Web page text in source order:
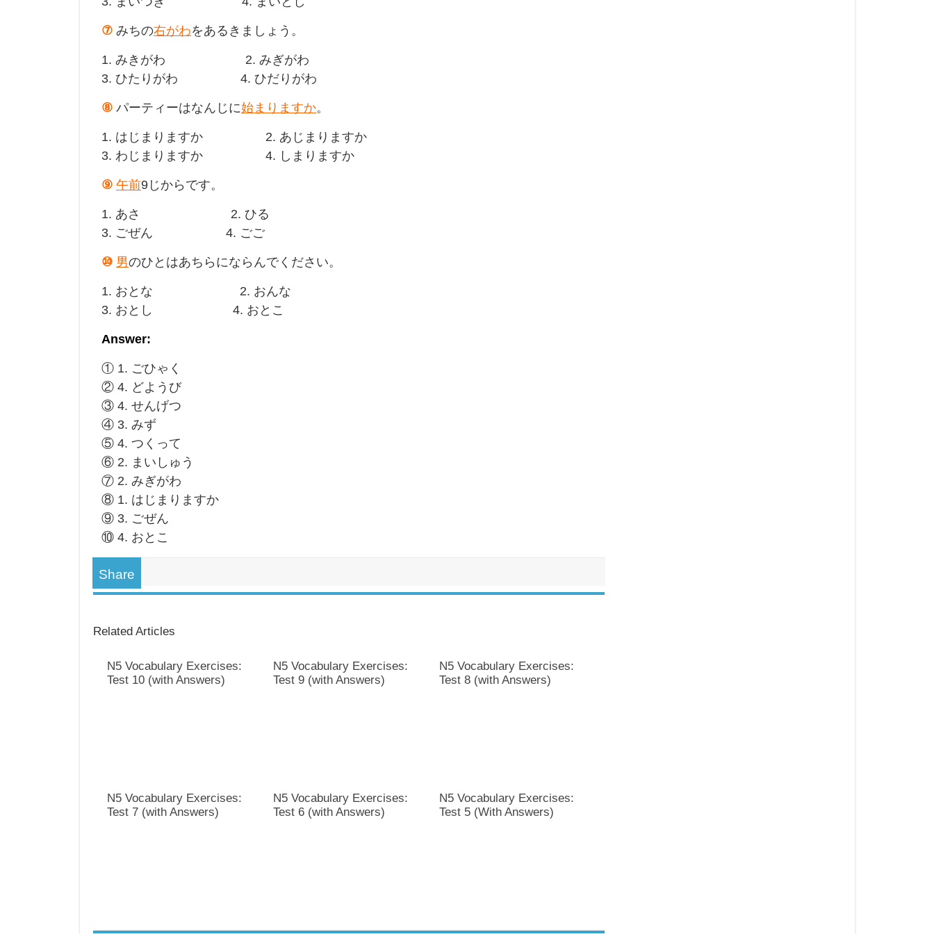
⑦ みちの右がわをあるきましょう。
1. みきがわ 2. みぎがわ
3. ひたりがわ 4. ひだりがわ
⑧ パーティーはなんじに始まりますか。
1. はじまりますか 2. あじまりますか
3. わじまりますか 4. しまりますか
⑨ 午前9じからです。
1. あさ 2. ひる
3. ごぜん 4. ごご
⑩ 男のひとはあちらにならんでください。
1. おとな 2. おんな
3. おとし 4. おとこ
Answer:
① 1. ごひゃく
② 4. どようび
③ 4. せんげつ
④ 3. みず
⑤ 4. つくって
⑥ 2. まいしゅう
⑦ 2. みぎがわ
⑧ 1. はじまりますか
⑨ 3. ごぜん
⑩ 4. おとこ
Share
Related Articles
N5 Vocabulary Exercises:
Test 10 (with Answers)
N5 Vocabulary Exercises:
Test 9 (with Answers)
N5 Vocabulary Exercises:
Test 8 (with Answers)
N5 Vocabulary Exercises:
Test 7 (with Answers)
N5 Vocabulary Exercises:
Test 6 (with Answers)
N5 Vocabulary Exercises:
Test 5 (With Answers)